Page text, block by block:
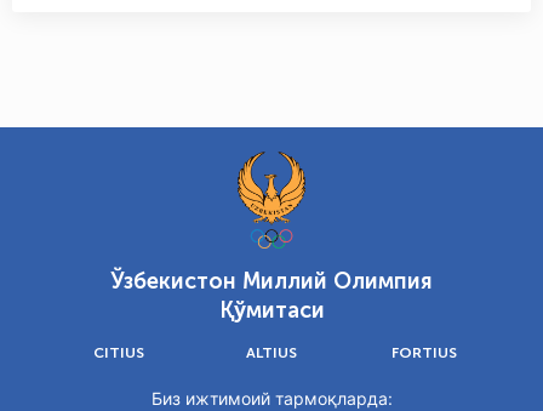
Ўзбекистон Миллий Олимпия
Қўмитаси
CITIUS ALTIUS FORTIUS
Биз ижтимоий тармоқларда: